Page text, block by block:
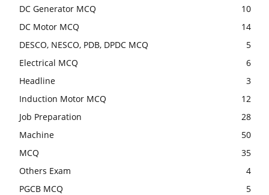
DC Generator MCQ
10
DC Motor MCQ
14
DESCO, NESCO, PDB, DPDC MCQ
5
Electrical MCQ
6
Headline
3
Induction Motor MCQ
12
Job Preparation
28
Machine
50
MCQ
35
Others Exam
4
PGCB MCQ
5